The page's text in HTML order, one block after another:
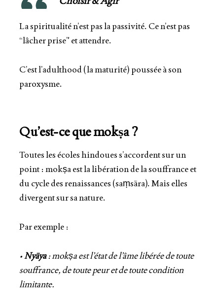
La spiritualité n’est pas la passivité. Ce n’est pas
“lâcher prise” et attendre.
C’est l’adulthood (la maturité) poussée à son
paroxysme.
Qu’est-ce que mokṣa ?
Toutes les écoles hindoues s’accordent sur un
point : mokṣaest lalibération de la souffrance et
du cycle des renaissances (saṃsāra). Mais elles
divergent sur sa nature.
Par exemple :
•Nyāya:mokṣaest l’état de l’âme libérée de toute
souffrance, de toute peur et de toute condition
limitante.